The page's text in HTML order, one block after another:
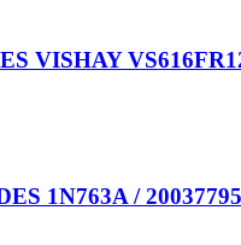
VISHAY
1N763A /